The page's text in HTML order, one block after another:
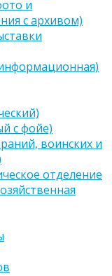
и
с архивом)
с фойе)
воинских и
отделение